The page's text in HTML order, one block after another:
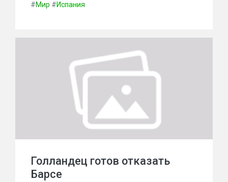
#Мир #Испания
Голландец готов отказать
Барсе